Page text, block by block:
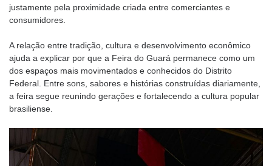
justamente pela proximidade criada entre comerciantes e
consumidores.
A relação entre tradição, cultura e desenvolvimento econômico
ajuda a explicar por que a Feira do Guará permanece como um
dos espaços mais movimentados e conhecidos do Distrito
Federal. Entre sons, sabores e histórias construídas diariamente,
a feira segue reunindo gerações e fortalecendo a cultura popular
brasiliense.